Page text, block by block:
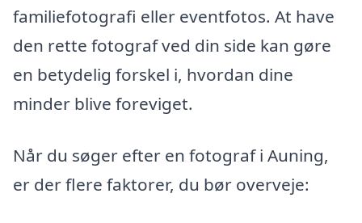
familiefotografi eller eventfotos. At have
den rette fotograf ved din side kan gøre
en betydelig forskel i, hvordan dine
minder blive foreviget.
Når du søger efter en fotograf i Auning,
er der flere faktorer, du bør overveje: